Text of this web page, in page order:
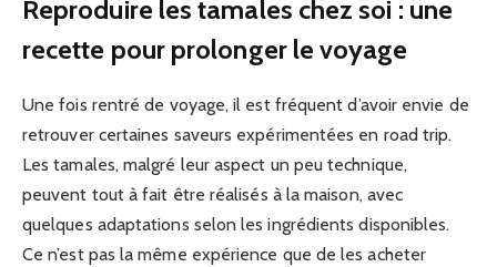
Reproduire les tamales chez soi : une
recette pour prolonger le voyage
Une fois rentré de voyage, il est fréquent d’avoir envie de
retrouver certaines saveurs expérimentées en road trip.
Les tamales, malgré leur aspect un peu technique,
peuvent tout à fait être réalisés à la maison, avec
quelques adaptations selon les ingrédients disponibles.
Ce n’est pas la même expérience que de les acheter